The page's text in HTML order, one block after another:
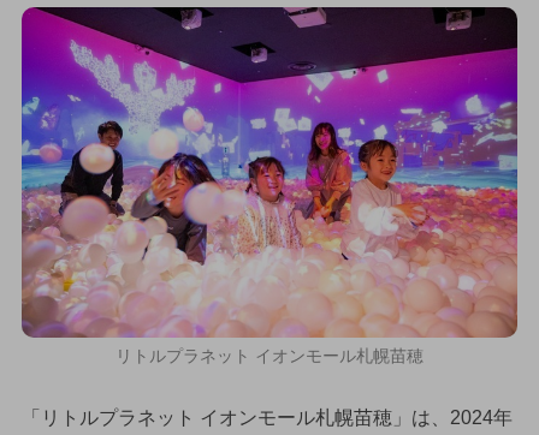
リトルプラネット イオンモール札幌苗穂
「リトルプラネット イオンモール札幌苗穂」は、2024年